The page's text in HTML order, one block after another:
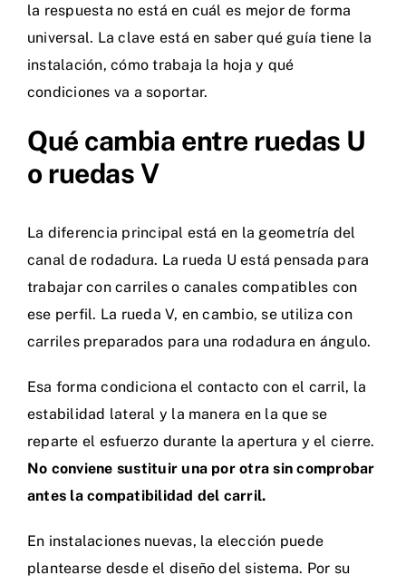
la respuesta no está en cuál es mejor de forma
universal. La clave está en saber qué guía tiene la
instalación, cómo trabaja la hoja y qué
condiciones va a soportar.
Qué cambia entre ruedas U
o ruedas V
La diferencia principal está en la geometría del
canal de rodadura. La rueda U está pensada para
trabajar con carriles o canales compatibles con
ese perfil. La rueda V, en cambio, se utiliza con
carriles preparados para una rodadura en ángulo.
Esa forma condiciona el contacto con el carril, la
estabilidad lateral y la manera en la que se
reparte el esfuerzo durante la apertura y el cierre.
No conviene sustituir una por otra sin comprobar
antes la compatibilidad del carril.
En instalaciones nuevas, la elección puede
plantearse desde el diseño del sistema. Por su